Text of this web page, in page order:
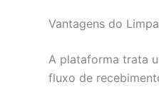
Vantagens do
A plataforma trata
fluxo de